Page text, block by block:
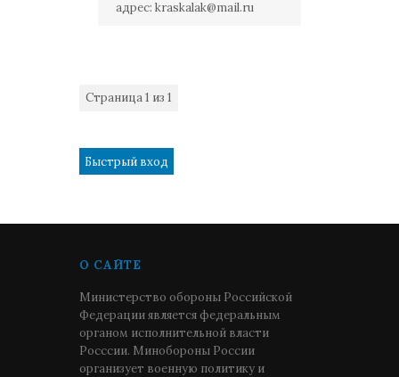
адрес: kraskalak@mail.ru
Страница1 из 1
О САЙТЕ
Министерство обороны Российской
Федерации является федеральным
органом исполнительной власти
Росссии. Минобороны России
организует военную политику и